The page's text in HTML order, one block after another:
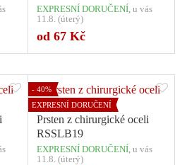
EXPRESNÍ DORUČENÍ, u vás
11.8. (úterý)
od 67 KčPočet variant: 2
- 40%
EXPRESNÍ DORUČENÍ
Prsten z chirurgické oceli
RSSLB19
EXPRESNÍ DORUČENÍ, u vás
11.8. (úterý)